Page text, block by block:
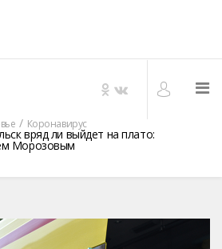
Коронавирус
вряд ли выйдет на плато:
Морозовым